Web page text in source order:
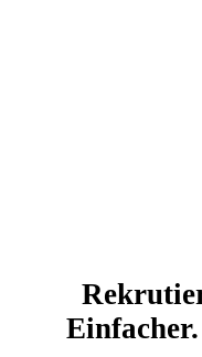
Einfacher.